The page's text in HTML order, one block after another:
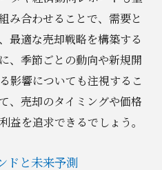
み合わせることで、需要と
最適な売却戦略を構築する
、季節ごとの動向や新規開
影響についても注視するこ
、売却のタイミングや価格
益を追求できるでしょう。
ドと未来予測